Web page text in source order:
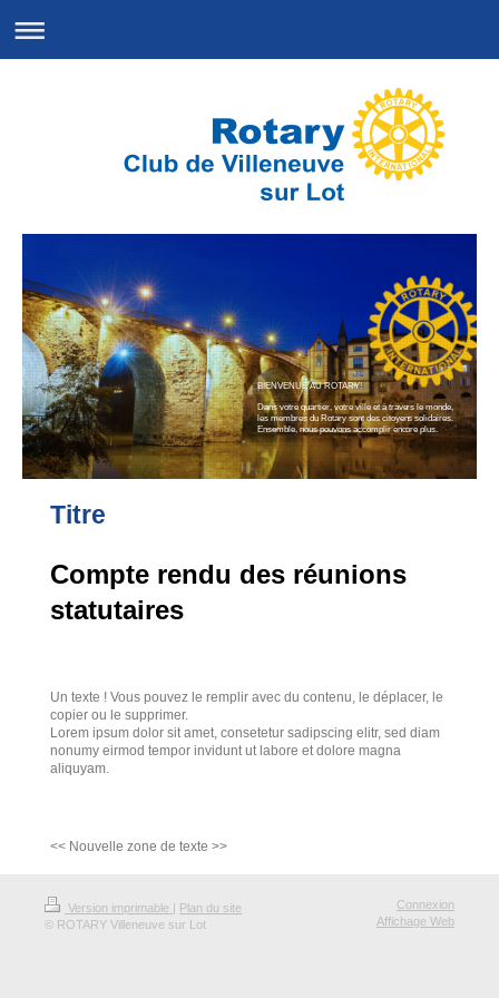
BIENVENUE AU ROTARY!
Dans votre quartier, votre ville et à travers le monde,
les membres du Rotary sont des citoyens solidaires.
Ensemble, nous pouvons accomplir encore plus.
Titre
Compte rendu des réunions
statutaires
Un texte ! Vous pouvez le remplir avec du contenu, le déplacer, le
copier ou le supprimer.
Lorem ipsum dolor sit amet, consetetur sadipscing elitr, sed diam
nonumy eirmod tempor invidunt ut labore et dolore magna
aliquyam.
<< Nouvelle zone de texte >>
Version imprimable | Plan du site
© ROTARY Villeneuve sur Lot
Connexion
Affichage Web